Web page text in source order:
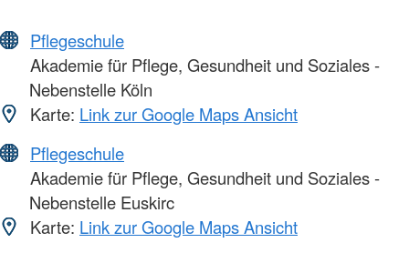
Pflegeschule
Akademie für Pflege, Gesundheit und Soziales -
Nebenstelle Köln
Karte: Link zur Google Maps Ansicht
Pflegeschule
Akademie für Pflege, Gesundheit und Soziales -
Nebenstelle Euskirc
Karte: Link zur Google Maps Ansicht